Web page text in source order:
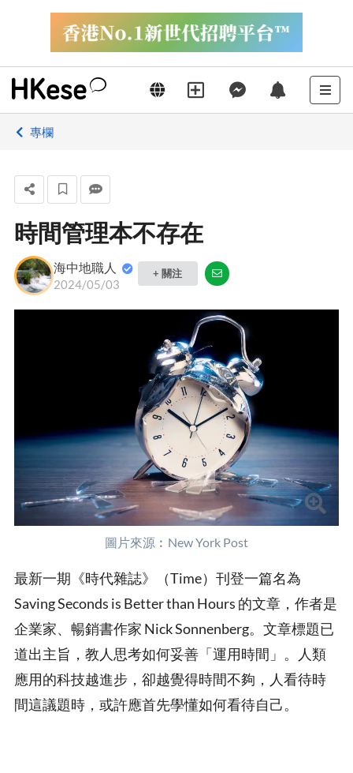
專欄
時間管理本不存在
海中地職人
2024/05/03
+ 關注
圖片來源︰New York Post
最新一期《時代雜誌》（Time）刊登一篇名為
Saving Seconds is Better than Hours 的文章，作者是
企業家、暢銷書作家 Nick Sonnenberg。文章標題已
道出主旨，教人思考如何妥善「運用時間」。人類
應用的科技越進步，卻越覺得時間不夠，人看待時
間這議題時，或許應首先學懂如何看待自己。